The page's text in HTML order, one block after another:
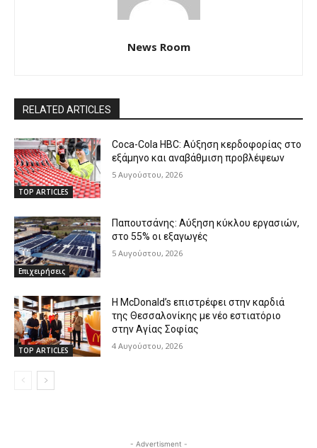
News Room
RELATED ARTICLES
TOP ARTICLES
Coca-Cola HBC: Αύξηση κερδοφορίας στο
εξάμηνο και αναβάθμιση προβλέψεων
5 Αυγούστου, 2026
Επιχειρήσεις
Παπουτσάνης: Αύξηση κύκλου εργασιών,
στο 55% οι εξαγωγές
5 Αυγούστου, 2026
TOP ARTICLES
Η McDonald’s επιστρέφει στην καρδιά
της Θεσσαλονίκης με νέο εστιατόριο
στην Αγίας Σοφίας
4 Αυγούστου, 2026
- Advertisment -